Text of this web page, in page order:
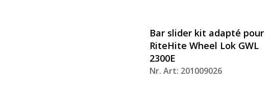
Bar slider kit adapté pour
RiteHite Wheel Lok GWL
2300E
Nr. Art: 201009026